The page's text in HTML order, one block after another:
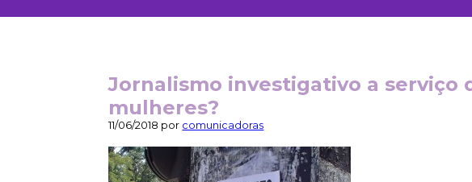
Jornalismo investigativo a serviço
mulheres?
11/06/2018 por comunicadoras